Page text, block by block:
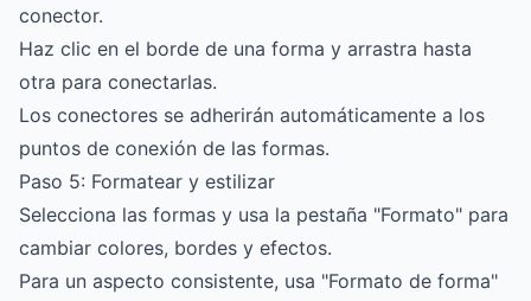
conector.
Haz clic en el borde de una forma y arrastra hasta
otra para conectarlas.
Los conectores se adherirán automáticamente a los
puntos de conexión de las formas.
Paso 5: Formatear y estilizar
Selecciona las formas y usa la pestaña "Formato" para
cambiar colores, bordes y efectos.
Para un aspecto consistente, usa "Formato de forma"